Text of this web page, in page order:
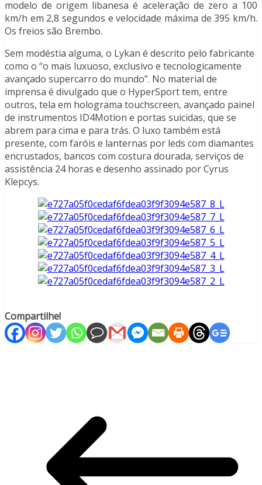
modelo de origem libanesa é aceleração de zero a 100
km/h em 2,8 segundos e velocidade máxima de 395 km/h.
Os freios são Brembo.
Sem modéstia alguma, o Lykan é descrito pelo fabricante
como o “o mais luxuoso, exclusivo e tecnologicamente
avançado supercarro do mundo”. No material de
imprensa é divulgado que o HyperSport tem, entre
outros, tela em holograma touchscreen, avançado painel
de instrumentos ID4Motion e portas suicidas, que se
abrem para cima e para trás. O luxo também está
presente, com faróis e lanternas por leds com diamantes
encrustados, bancos com costura dourada, serviços de
assistência 24 horas e desenho assinado por Cyrus
Klepcys.
Compartilhe!